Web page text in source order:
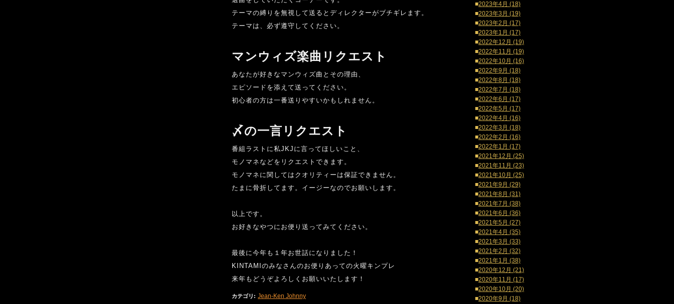
テーマの縛りを無視して送るとディレクターがブチギレます。
テーマは、必ず遵守してください。
マンウィズ楽曲リクエスト
あなたが好きなマンウィズ曲とその理由、
エピソードを添えて送ってください。
初心者の方は一番送りやすいかもしれません。
〆の一言リクエスト
番組ラストに私JKJ に言ってほしいこと、
モノマネなどをリクエストできます。
モノマネに関してはクオリティーは保証できません。
たまに骨折してます。イージーなのでお願いします。
以上です。
お好きなやつにお便り送ってみてください。
最後に今年も１年お世話になりました！
KINTAMI のみなさんのお便りあっての火曜キンプレ
来年もどうぞよろしくお願いいたします！
カテゴリ : Jean-Ken Johnny
■2023年4月 (18)
■2023年3月 (19)
■2023年2月 (17)
■2023年1月 (17)
■2022年12月 (19)
■2022年11月 (19)
■2022年10月 (16)
■2022年9月 (18)
■2022年8月 (18)
■2022年7月 (18)
■2022年6月 (17)
■2022年5月 (17)
■2022年4月 (16)
■2022年3月 (18)
■2022年2月 (16)
■2022年1月 (17)
■2021年12月 (25)
■2021年11月 (23)
■2021年10月 (25)
■2021年9月 (29)
■2021年8月 (31)
■2021年7月 (38)
■2021年6月 (36)
■2021年5月 (27)
■2021年4月 (35)
■2021年3月 (33)
■2021年2月 (32)
■2021年1月 (38)
■2020年12月 (21)
■2020年11月 (17)
■2020年10月 (20)
■2020年9月 (18)